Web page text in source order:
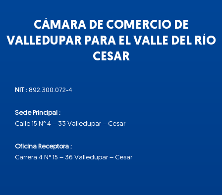
CÁMARA DE COMERCIO DE
VALLEDUPAR PARA EL VALLE DEL RÍO
CESAR
NIT : 892.300.072-4
Sede Principal :
Calle 15 N° 4 – 33 Valledupar – Cesar
Oficina Receptora :
Carrera 4 N° 15 – 36 Valledupar – Cesar